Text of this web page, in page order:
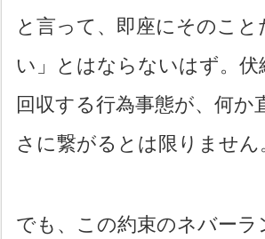
と言って、即座にそのこと
い」とはならないはず。伏
回収する行為事態が、何か
さに繋がるとは限りません
でも、この約束のネバー